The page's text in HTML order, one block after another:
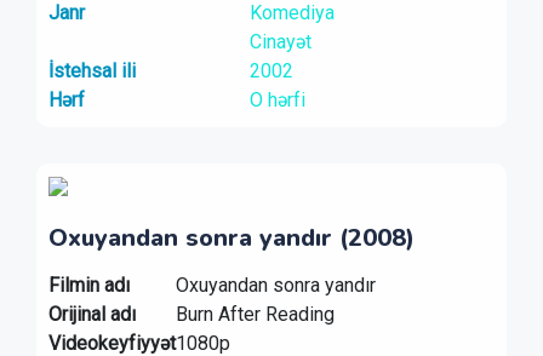
Janr
Komediya
Cinayət
İstehsal ili
2002
Hərf
O hərfi
Oxuyandan sonra yandır (2008)
Filmin adı
Oxuyandan sonra yandır
Orijinal adı
Burn After Reading
Videokeyfiyyət1080p